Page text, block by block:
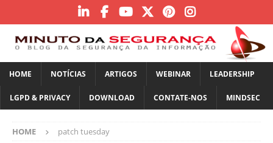
HOME NOTÍCIAS ARTIGOS WEBINAR LEADERSHIP
LGPD & PRIVACY DOWNLOAD CONTATE-NOS MINDSEC
HOME patch tuesday